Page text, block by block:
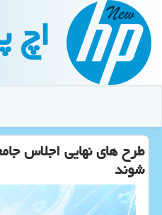
اچ
طرح های نهایی اجلاس
شوند